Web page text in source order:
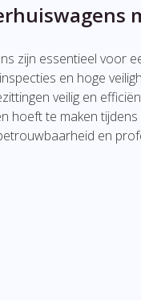
aan te
zijn essentieel voor
en hoge
veilig en
hoeft te maken
en